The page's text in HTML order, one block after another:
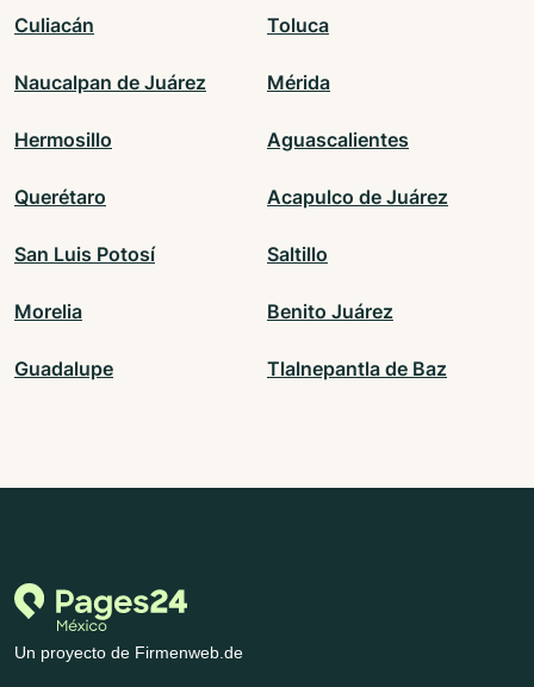
Culiacán Toluca
Naucalpan de Juárez Mérida
Hermosillo Aguascalientes
Querétaro Acapulco de Juárez
San Luis Potosí Saltillo
Morelia Benito Juárez
Guadalupe Tlalnepantla de Baz
Un proyecto de Firmenweb.de